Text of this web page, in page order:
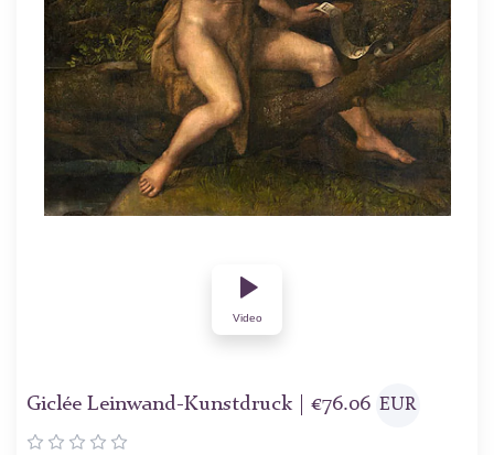
Video
Giclée Leinwand-Kunstdruck | €76.06 EUR